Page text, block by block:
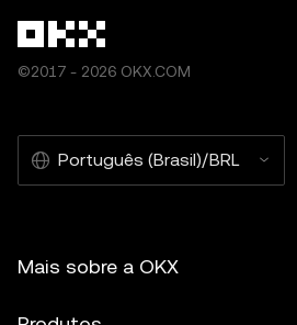
©2017 - 2026 OKX.COM
Português (Brasil)/BRL
Mais sobre a OKX